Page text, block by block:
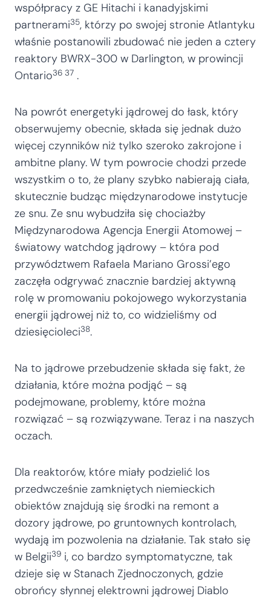
współpracy z GE Hitachi i kanadyjskimi
partnerami35, którzy po swojej stronie Atlantyku
właśnie postanowili zbudować nie jeden a cztery
reaktory BWRX-300 w Darlington, w prowincji
Ontario36 37 .
Na powrót energetyki jądrowej do łask, który
obserwujemy obecnie, składa się jednak dużo
więcej czynników niż tylko szeroko zakrojone i
ambitne plany. W tym powrocie chodzi przede
wszystkim o to, że plany szybko nabierają ciała,
skutecznie budząc międzynarodowe instytucje
ze snu. Ze snu wybudziła się chociażby
Międzynarodowa Agencja Energii Atomowej –
światowy watchdog jądrowy – która pod
przywództwem Rafaela Mariano Grossi’ego
zaczęła odgrywać znacznie bardziej aktywną
rolę w promowaniu pokojowego wykorzystania
energii jądrowej niż to, co widzieliśmy od
dziesięcioleci38.
Na to jądrowe przebudzenie składa się fakt, że
działania, które można podjąć – są
podejmowane, problemy, które można
rozwiązać – są rozwiązywane. Teraz i na naszych
oczach.
Dla reaktorów, które miały podzielić los
przedwcześnie zamkniętych niemieckich
obiektów znajdują się środki na remont a
dozory jądrowe, po gruntownych kontrolach,
wydają im pozwolenia na działanie. Tak stało się
w Belgii39 i, co bardzo symptomatyczne, tak
dzieje się w Stanach Zjednoczonych, gdzie
obrońcy słynnej elektrowni jądrowej Diablo